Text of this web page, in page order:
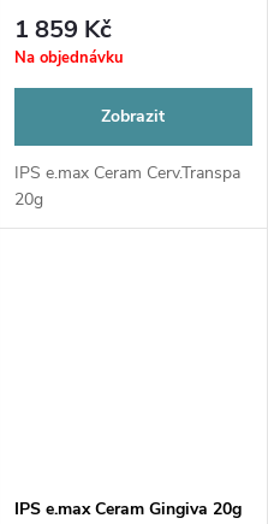
1 859 Kč
Na objednávku
Zobrazit
IPS e.max Ceram Cerv.Transpa
20g
IPS e.max Ceram Gingiva 20g